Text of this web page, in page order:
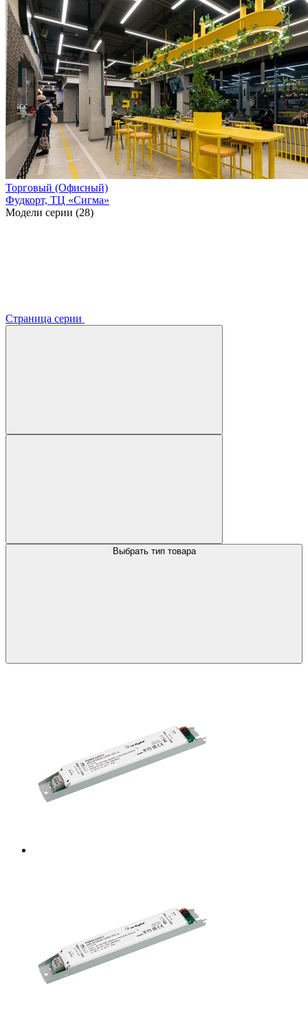
Торговый (Офисный)
Фудкорт, ТЦ «Сигма»
Модели серии (28)
Страница серии
Выбрать тип товара